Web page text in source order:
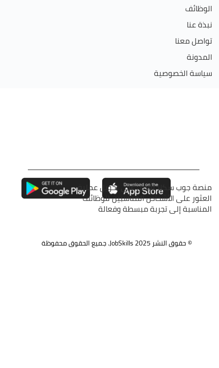
منصة جوب سكلز تعمل على تحويل عملية
العثور على الأشخاص المناسبين للوظائف
المناسبة إلى تجربة مبسطة وفعالة
الوظائف
نبذة عنا
تواصل معنا
المدونة
سياسة الخصوصية
© حقوق النشر 2025 JobSkills. جميع الحقوق محفوظة